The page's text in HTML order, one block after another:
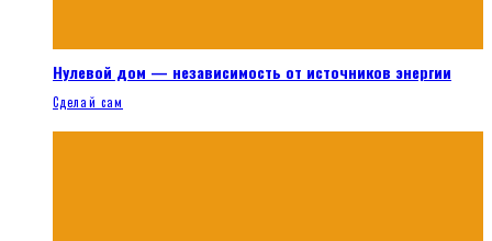
Нулевой дом — независимость от источников энергии
Сделай сам